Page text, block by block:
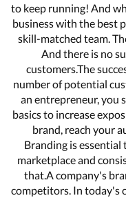
to keep running! And
business with the best
skill-matched team.
And there is no
customers.The
number of potential
an entrepreneur, you
basics to increase
brand, reach your
Branding is
marketplace and
that.A company's
competitors. In today's